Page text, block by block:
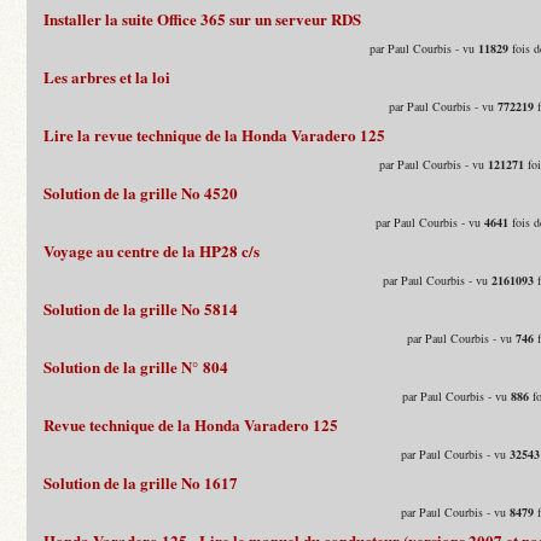
Installer la suite Office 365 sur un serveur RDS
par Paul Courbis - vu 11829 fois
Les arbres et la loi
par Paul Courbis - vu772219
Lire la revue technique de la Honda Varadero 125
par Paul Courbis - vu 121271
Solution de la grille No 4520
par Paul Courbis - vu4641 fois
Voyage au centre de la HP28 c/s
par Paul Courbis - vu2161093
Solution de la grille No 5814
par Paul Courbis - vu746
Solution de la grille N° 804
par Paul Courbis - vu886
Revue technique de la Honda Varadero 125
par Paul Courbis - vu32543
Solution de la grille No 1617
par Paul Courbis - vu8479